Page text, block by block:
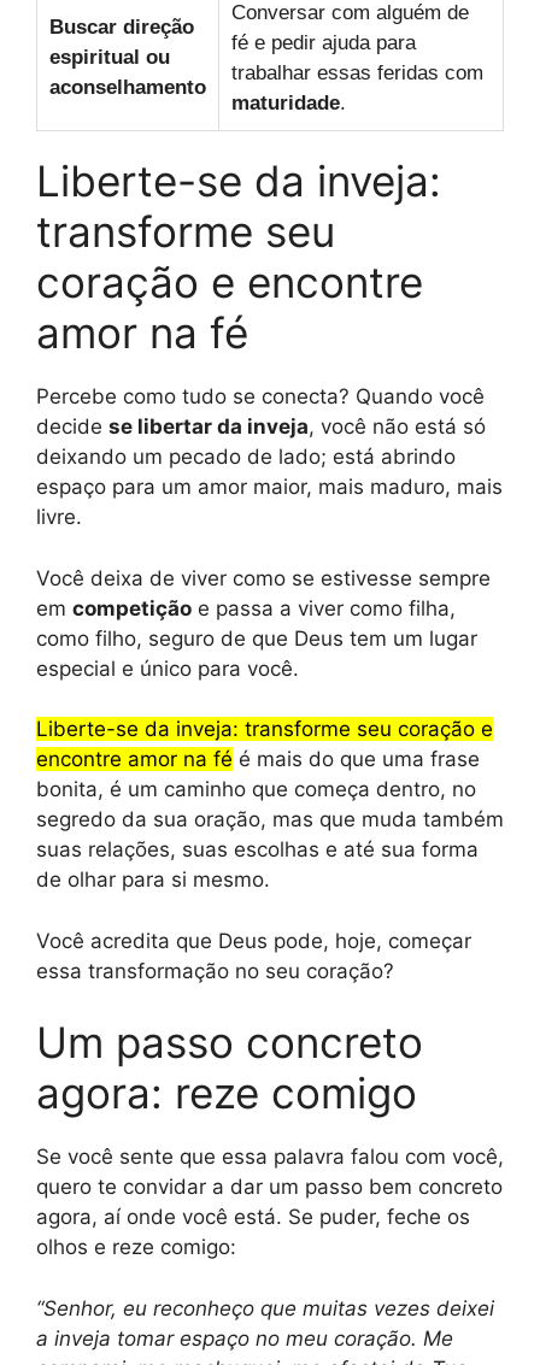
Buscar direção
espiritual ou
aconselhamento
Conversar com alguém de
fé e pedir ajuda para
trabalhar essas feridas com
maturidade.
Liberte-se da inveja:
transforme seu
coração e encontre
amor na fé
Percebe como tudo se conecta? Quando você
decide se libertar da inveja, você não está só
deixando um pecado de lado; está abrindo
espaço para um amor maior, mais maduro, mais
livre.
Você deixa de viver como se estivesse sempre
em competição e passa a viver como filha,
como filho, seguro de que Deus tem um lugar
especial e único para você.
Liberte-se da inveja: transforme seu coração e
encontre amor na fé é mais do que uma frase
bonita, é um caminho que começa dentro, no
segredo da sua oração, mas que muda também
suas relações, suas escolhas e até sua forma
de olhar para si mesmo.
Você acredita que Deus pode, hoje, começar
essa transformação no seu coração?
Um passo concreto
agora: reze comigo
Se você sente que essa palavra falou com você,
quero te convidar a dar um passo bem concreto
agora, aí onde você está. Se puder, feche os
olhos e reze comigo:
“Senhor, eu reconheço que muitas vezes deixei
a inveja tomar espaço no meu coração. Me